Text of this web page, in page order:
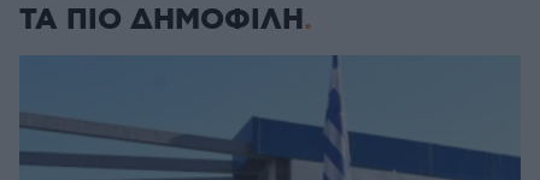
ΤΑ ΠΙΟ ΔΗΜΟΦΙΛΗ